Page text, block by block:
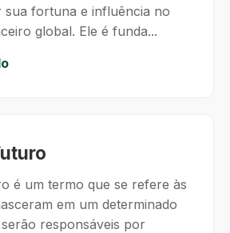
sua fortuna e influência no
global. Ele é funda...
é um termo que se refere às
em um determinado
responsáveis por